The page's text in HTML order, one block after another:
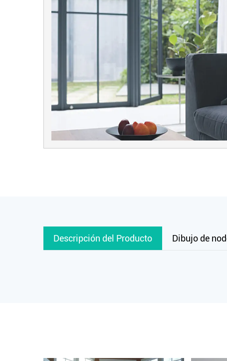
Descripción del Producto Dibujo de